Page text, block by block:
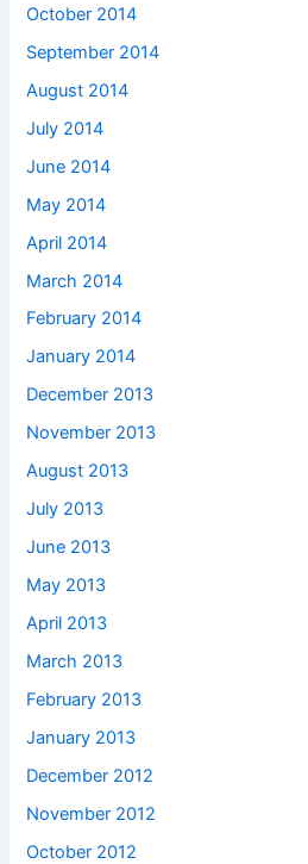
October 2014
September 2014
August 2014
July 2014
June 2014
May 2014
April 2014
March 2014
February 2014
January 2014
December 2013
November 2013
August 2013
July 2013
June 2013
May 2013
April 2013
March 2013
February 2013
January 2013
December 2012
November 2012
October 2012